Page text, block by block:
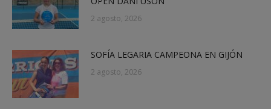
2 agosto, 2026
SOFÍA LEGARIA CAMPEONA EN GIJÓN
2 agosto, 2026